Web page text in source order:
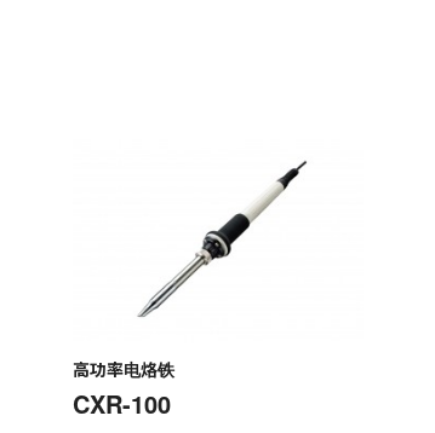
高功率电烙铁
CXR-100